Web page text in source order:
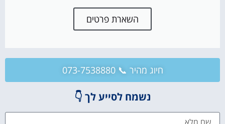
השארת פרטים
חיוג מהיר 📞 073-7538880
נשמח לסייע לך 👇